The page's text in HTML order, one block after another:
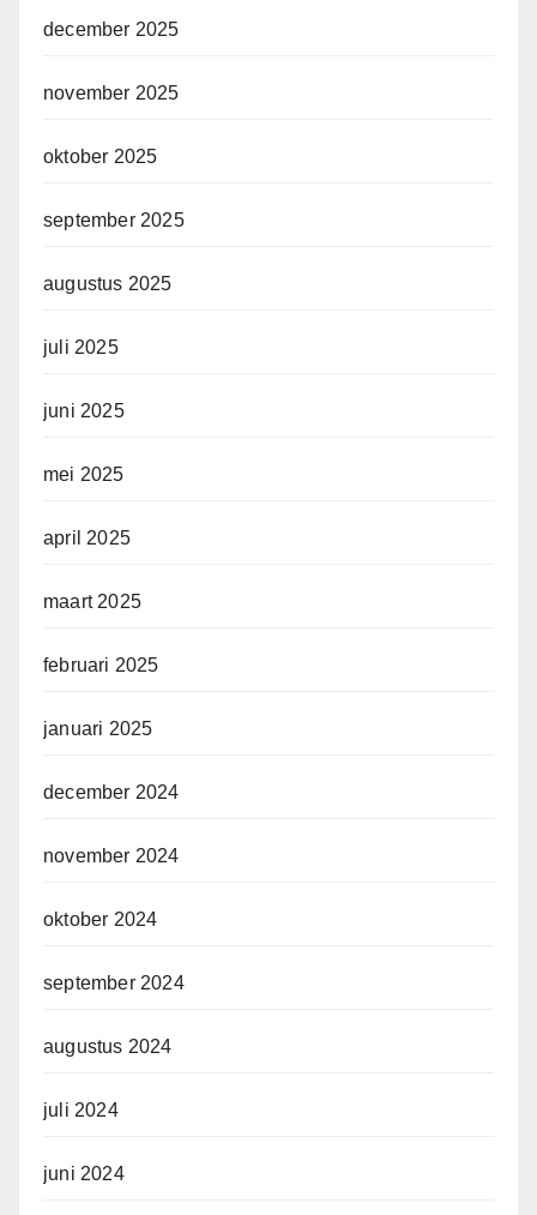
december 2025
november 2025
oktober 2025
september 2025
augustus 2025
juli 2025
juni 2025
mei 2025
april 2025
maart 2025
februari 2025
januari 2025
december 2024
november 2024
oktober 2024
september 2024
augustus 2024
juli 2024
juni 2024